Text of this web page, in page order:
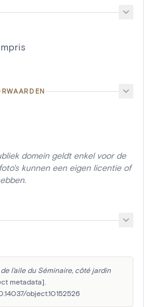
domein geldt enkel voor de
kunnen een eigen licentie of
l'aile du Séminaire, côté jardin
metadata].
object.10152526